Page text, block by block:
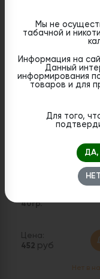
Цена:
452руб
Табак Muassel 4/
40гр.
Цена:
452 руб
Нет в
Мы не
табачной и
Информация на
Данный
информирования
товаров и для
Для того,
ДА,